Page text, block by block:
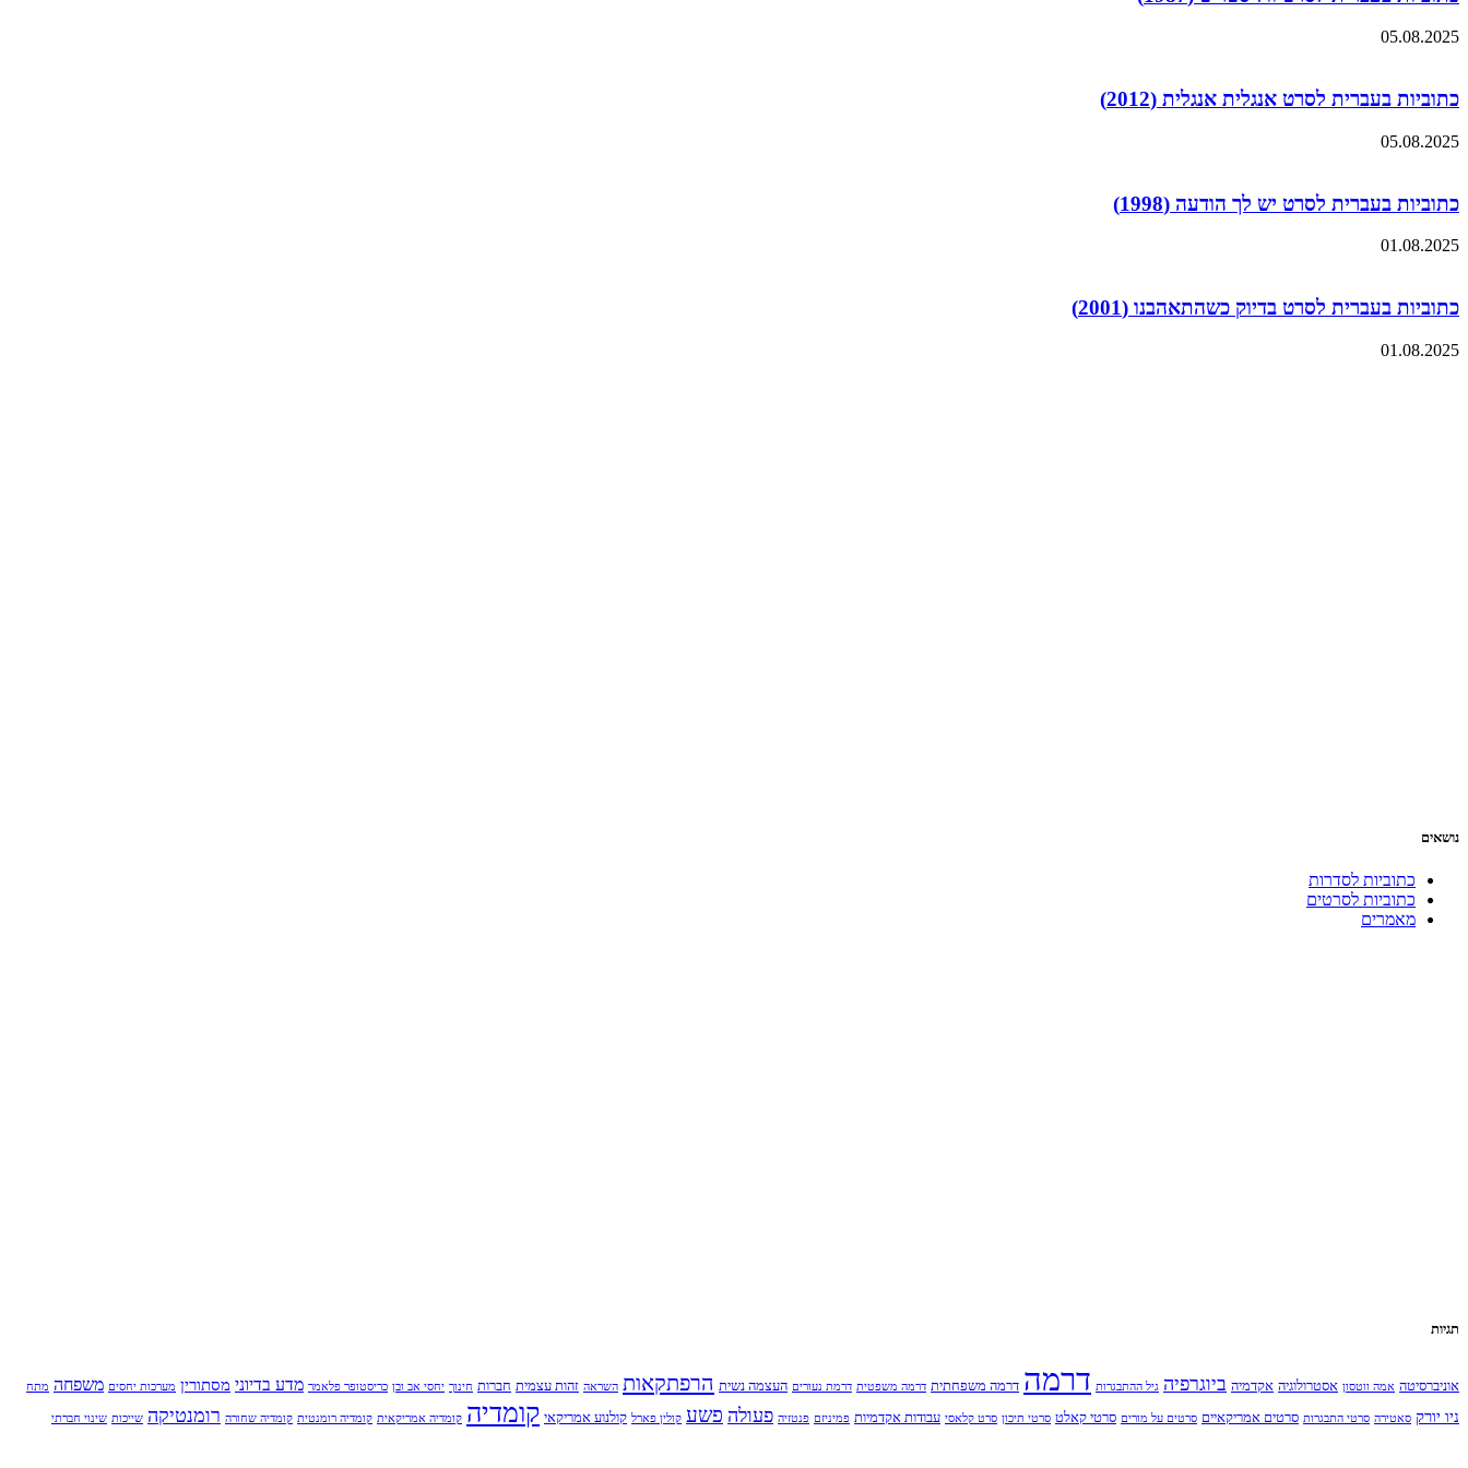
05.08.2025
כתוביות בעברית לסרט אנגלית אנגלית (2012)
05.08.2025
כתוביות בעברית לסרט יש לך הודעה (1998)
01.08.2025
כתוביות בעברית לסרט בדיוק כשהתאהבנו (2001)
01.08.2025
נושאים
כתוביות לסדרות
כתוביות לסרטים
מאמרים
תגיות
אוניברסיטה אמה ווטסון אסטרולוגיה אקדמיה ביוגרפיה גיל ההתבגרות דרמה דרמה משפחתית דרמה משפטית דרמת נעורים העצמה נשית הרפתקאות השראה זהות עצמית חברות חינוך יחסי אב ובן כריסטופר פלאמר מדע בדיוני מסתורין מערכות יחסים משפחה מתח
ניו יורק סאטירה סרטי התבגרות סרטים אמריקאיים סרטים על מורים סרטי קאלט סרטי תיכון סרט קלאסי עבודות אקדמיות פמיניזם פנטזיה פעולה פשע קולין פארל קולנוע אמריקאי קומדיה קומדיה אמריקאית קומדיה רומנטית קומדיה שחורה רומנטיקה שייכות שינוי חברתי